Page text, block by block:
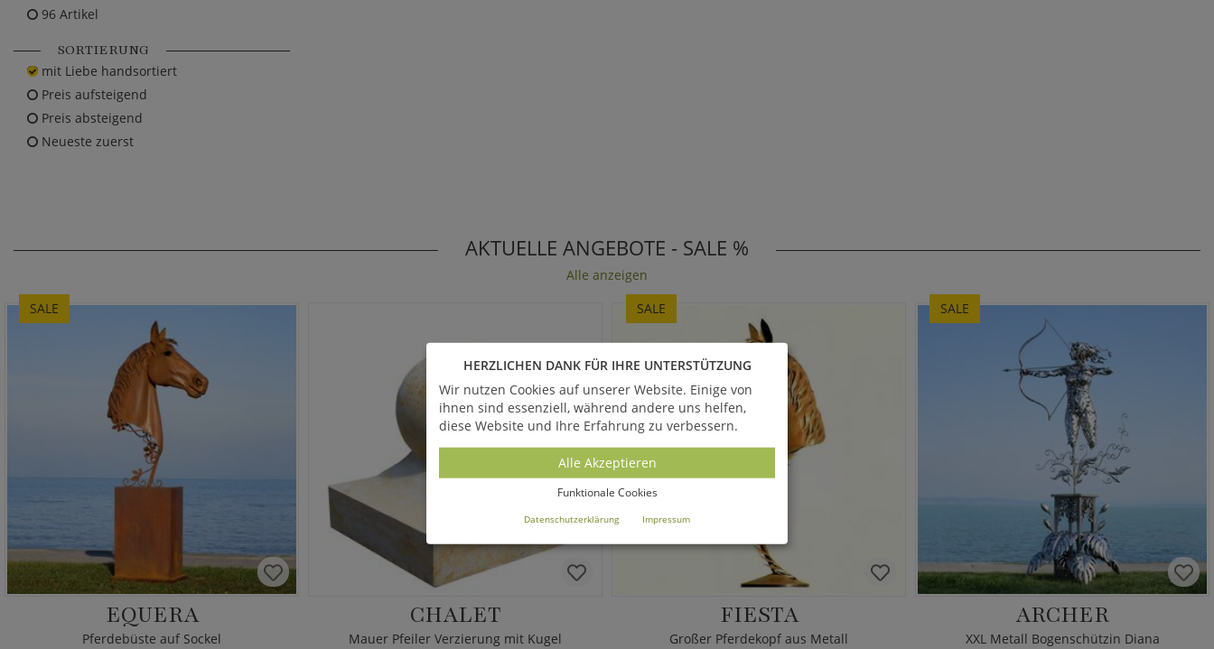
96 Artikel
SORTIERUNG
mit Liebe handsortiert
Preis aufsteigend
Preis absteigend
Neueste zuerst
AKTUELLE ANGEBOTE - SALE %
Alle anzeigen
SALE
EQUERA
Pferdebüste auf Sockel
CHALET
Mauer Pfeiler Verzierung mit Kugel
SALE
FIESTA
Großer Pferdekopf aus Metall
SALE
ARCHER
XXL Metall Bogenschützin Diana
HERZLICHEN DANK FÜR IHRE UNTERSTÜTZUNG
Wir nutzen Cookies auf unserer Website. Einige von
ihnen sind essenziell, während andere uns helfen,
diese Website und Ihre Erfahrung zu verbessern.
Alle Akzeptieren
Funktionale Cookies
Datenschutzerklärung Impressum